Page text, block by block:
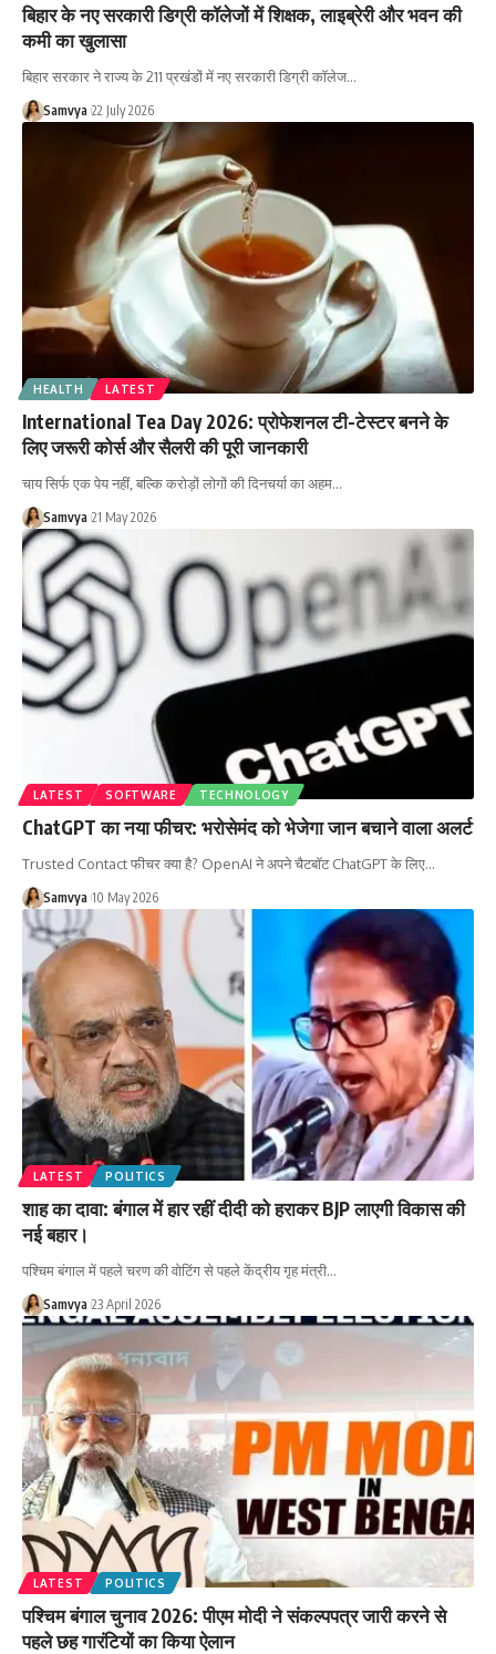
बिहार के नए सरकारी डिग्री कॉलेजों में शिक्षक, लाइब्रेरी और भवन की
कमी का खुलासा
बिहार सरकार ने राज्य के 211 प्रखंडों में नए सरकारी डिग्री कॉलेज…
Samvya 22 July 2026
HEALTH LATEST
International Tea Day 2026: प्रोफेशनल टी-टेस्टर बनने के
लिए जरूरी कोर्स और सैलरी की पूरी जानकारी
चाय सिर्फ एक पेय नहीं, बल्कि करोड़ों लोगों की दिनचर्या का अहम…
Samvya 21 May 2026
LATEST SOFTWARE TECHNOLOGY
ChatGPT का नया फीचर: भरोसेमंद को भेजेगा जान बचाने वाला अलर्ट
Trusted Contact फीचर क्या है? OpenAI ने अपने चैटबॉट ChatGPT के लिए…
Samvya 10 May 2026
LATEST POLITICS
शाह का दावा: बंगाल में हार रहीं दीदी को हराकर BJP लाएगी विकास की
नई बहार।
पश्चिम बंगाल में पहले चरण की वोटिंग से पहले केंद्रीय गृह मंत्री…
Samvya 23 April 2026
LATEST POLITICS
पश्चिम बंगाल चुनाव 2026: पीएम मोदी ने संकल्पपत्र जारी करने से
पहले छह गारंटियों का किया ऐलान